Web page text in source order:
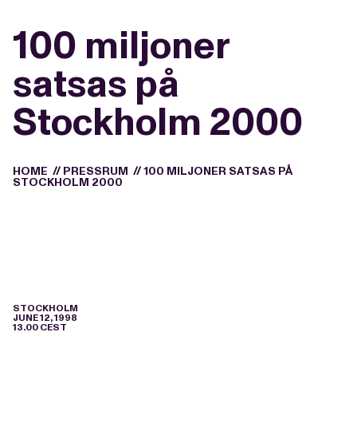
100 miljoner
satsas på
Stockholm 2000
HOME // PRESSRUM //100 MILJONER SATSAS PÅ
STOCKHOLM 2000
STOCKHOLM
JUNE 12, 1998
13.00 CEST